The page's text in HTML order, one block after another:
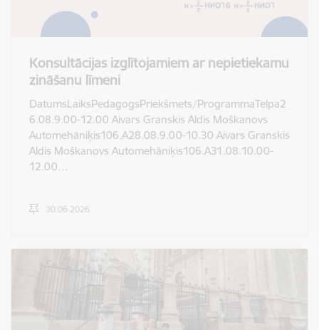
Konsultācijas izglītojamiem ar nepietiekamu
zināšanu līmeni
DatumsLaiksPedagogsPriekšmets/ProgrammaTelpa2
6.08.9.00-12.00 Aivars Granskis Aldis Moškanovs
Automehāniķis106.A28.08.9.00-10.30 Aivars Granskis
Aldis Moškanovs Automehāniķis106.A31.08.10.00-
12.00…
30.06.2026.